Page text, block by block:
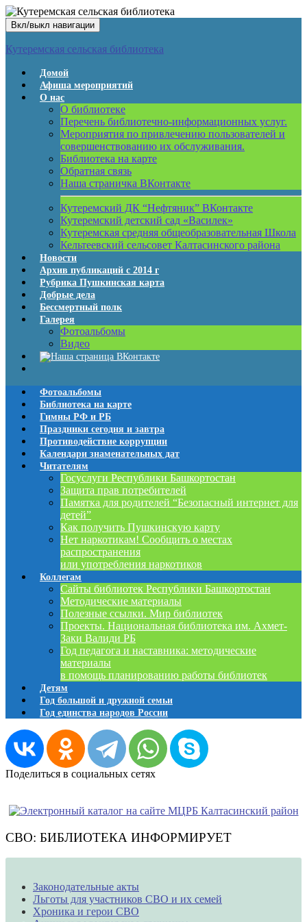
Вкл/выкл навигации
Кутеремская сельская библиотека
Домой
Афиша мероприятий
О нас
О библиотеке
Перечень библиотечно-информационных услуг.
Мероприятия по привлечению пользователей и
совершенствованию их обслуживания.
Библиотека на карте
Обратная связь
Наша страничка ВКонтакте
Кутеремский ДК “Нефтяник” ВКонтакте
Кутеремский детский сад «Василек»
Кутеремская средняя общеобразовательная Школа
Кельтеевский сельсовет Калтасинского района
Новости
Архив публикаций с 2014 г
Рубрика Пушкинская карта
Добрые дела
Бессмертный полк
Галерея
Фотоальбомы
Видео
Фотоальбомы
Библиотека на карте
Гимны РФ и РБ
Праздники сегодня и завтра
Противодействие коррупции
Календари знаменательных дат
Читателям
Госуслуги Республики Башкортостан
Защита прав потребителей
Памятка для родителей “Безопасный интернет для
детей”
Как получить Пушкинскую карту
Нет наркотикам! Сообщить о местах
распространения
или употребления наркотиков
Коллегам
Сайты библиотек Республики Башкортостан
Методические материалы
Полезные ссылки. Мир библиотек
Проекты. Национальная библиотека им. Ахмет-
Заки Валиди РБ
Год педагога и наставника: методические
материалы
в помощь планированию работы библиотек
Детям
Год большой и дружной семьи
Год единства народов России
Поделиться в социальных сетях
СВО: БИБЛИОТЕКА ИНФОРМИРУЕТ
Законодательные акты
Льготы для участников СВО и их семей
Хроника и герои СВО